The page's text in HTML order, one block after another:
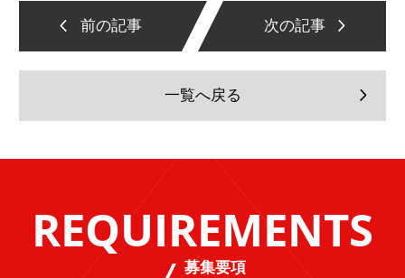
前の記事 次の記事
一覧へ戻る
REQUIREMENTS
募集要項